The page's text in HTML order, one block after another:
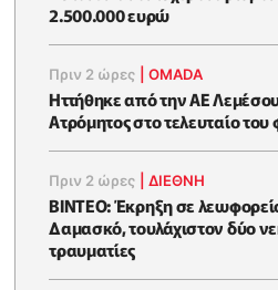
2.500.000 ευρώ
Πριν 2 ώρες |OMADA
Ηττήθηκε από την ΑΕ
Ατρόμητος στο τελευταίο
Πριν 2 ώρες |ΔΙΕΘΝΗ
ΒΙΝΤΕΟ: Έκρηξη σε
Δαμασκό, τουλάχιστον δύο
τραυματίες